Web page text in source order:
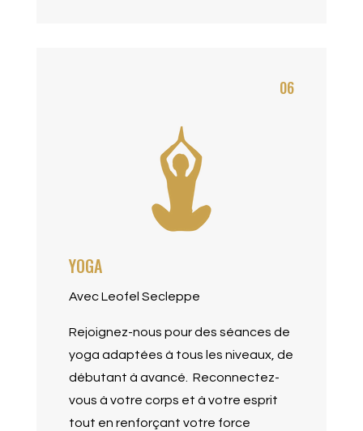
06
YOGA
Avec Leofel Secleppe
Rejoignez-nous pour des séances de
yoga adaptées à tous les niveaux, de
débutant à avancé. Reconnectez-
vous à votre corps et à votre esprit
tout en renforçant votre force